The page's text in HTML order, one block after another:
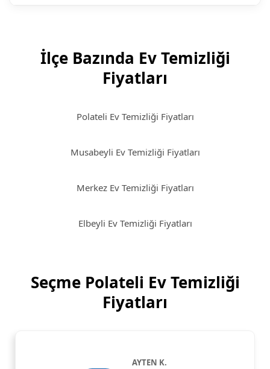
İlçe Bazında Ev Temizliği
Fiyatları
Polateli Ev Temizliği Fiyatları
Musabeyli Ev Temizliği Fiyatları
Merkez Ev Temizliği Fiyatları
Elbeyli Ev Temizliği Fiyatları
Seçme Polateli Ev Temizliği
Fiyatları
AYTEN K.